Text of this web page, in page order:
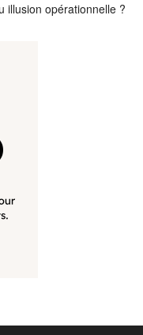
illusion opérationnelle ?